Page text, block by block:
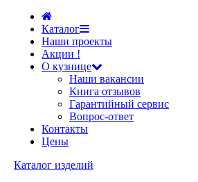
Каталог
Наши проекты
Акции !
О кузнице
Наши вакансии
Книга отзывов
Гарантийный сервис
Вопрос-ответ
Контакты
Цены
Каталог изделий